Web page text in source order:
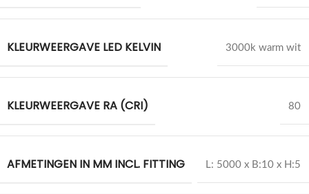
KLEURWEERGAVE LED KELVIN 3000k warm wit
KLEURWEERGAVE RA (CRI) 80
AFMETINGEN IN MM INCL. FITTING L: 5000 x B:10 x H:5